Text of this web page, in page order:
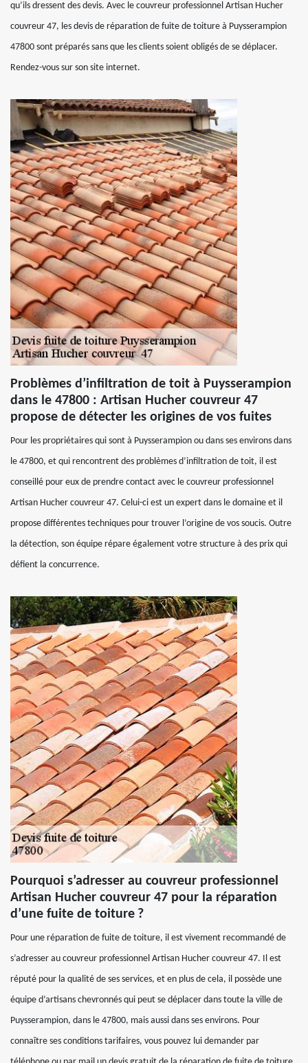
qu’ils dressent des devis. Avec le couvreur professionnel Artisan Hucher
couvreur 47, les devis de réparation de fuite de toiture à Puysserampion
47800 sont préparés sans que les clients soient obligés de se déplacer.
Rendez-vous sur son site internet.
Problèmes d’infiltration de toit à Puysserampion
dans le 47800 : Artisan Hucher couvreur 47
propose de détecter les origines de vos fuites
Pour les propriétaires qui sont à Puysserampion ou dans ses environs dans
le 47800, et qui rencontrent des problèmes d’infiltration de toit, il est
conseillé pour eux de prendre contact avec le couvreur professionnel
Artisan Hucher couvreur 47. Celui-ci est un expert dans le domaine et il
propose différentes techniques pour trouver l’origine de vos soucis. Outre
la détection, son équipe répare également votre structure à des prix qui
défient la concurrence.
Pourquoi s’adresser au couvreur professionnel
Artisan Hucher couvreur 47 pour la réparation
d’une fuite de toiture ?
Pour une réparation de fuite de toiture, il est vivement recommandé de
s’adresser au couvreur professionnel Artisan Hucher couvreur 47. Il est
réputé pour la qualité de ses services, et en plus de cela, il possède une
équipe d’artisans chevronnés qui peut se déplacer dans toute la ville de
Puysserampion, dans le 47800, mais aussi dans ses environs. Pour
connaître ses conditions tarifaires, vous pouvez lui demander par